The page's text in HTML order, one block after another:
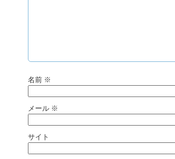
名前 ※
メール ※
サイト